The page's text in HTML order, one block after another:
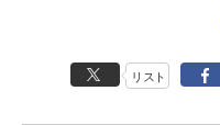
リスト